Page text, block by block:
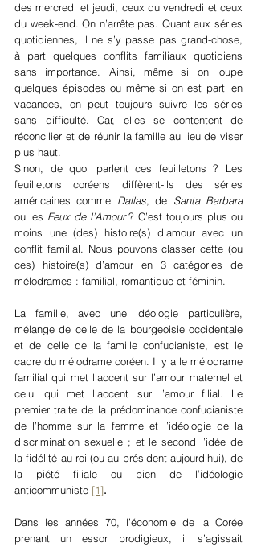
des mercredi et jeudi, ceux du vendredi et ceux
du week-end. On n’arrête pas. Quant aux séries
quotidiennes, il ne s’y passe pas grand-chose,
à part quelques conflits familiaux quotidiens
sans importance. Ainsi, même si on loupe
quelques épisodes ou même si on est parti en
vacances, on peut toujours suivre les séries
sans difficulté. Car, elles se contentent de
réconcilier et de réunir la famille au lieu de viser
plus haut.
Sinon, de quoi parlent ces feuilletons ? Les
feuilletons coréens diffèrent-ils des séries
américaines comme Dallas, de Santa Barbara
ou les Feux de l’Amour ? C’est toujours plus ou
moins une (des) histoire(s) d’amour avec un
conflit familial. Nous pouvons classer cette (ou
ces) histoire(s) d’amour en 3 catégories de
mélodrames : familial, romantique et féminin.
La famille, avec une idéologie particulière,
mélange de celle de la bourgeoisie occidentale
et de celle de la famille confucianiste, est le
cadre du mélodrame coréen. Il y a le mélodrame
familial qui met l’accent sur l’amour maternel et
celui qui met l’accent sur l’amour filial. Le
premier traite de la prédominance confucianiste
de l’homme sur la femme et l’idéologie de la
discrimination sexuelle ; et le second l’idée de
la fidélité au roi (ou au président aujourd’hui), de
la piété filiale ou bien de l’idéologie
anticommuniste [1].
Dans les années 70, l’économie de la Corée
prenant un essor prodigieux, il s’agissait